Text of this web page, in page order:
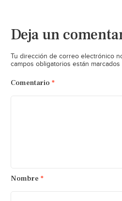
Deja un
Tu dirección de correo electrónico
campos obligatorios están marcados
Comentario *
Nombre *